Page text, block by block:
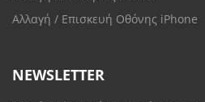
Αλλαγή / Επισκευή Οθόνης iPhone
NEWSLETTER